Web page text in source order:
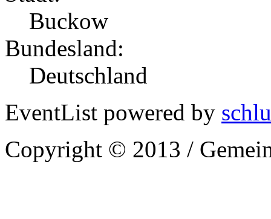
Buckow
Bundesland:
Deutschland
EventList powered by
Copyright © 2013 /